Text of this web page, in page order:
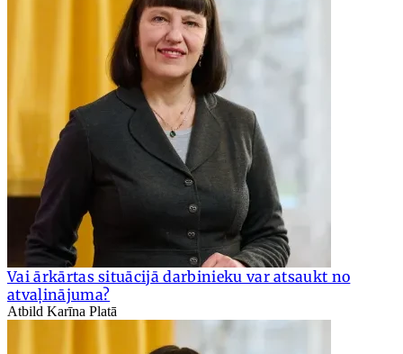
Vai ārkārtas situācijā darbinieku var atsaukt no
atvaļinājuma?
Atbild Karīna Platā